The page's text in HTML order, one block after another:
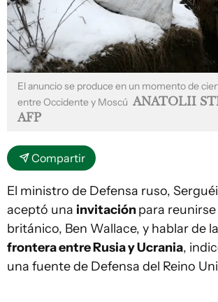
El anuncio se produce en un momento de
entre Occidente y Moscú ANATOLII
AFP
Compartir
El ministro de Defensa ruso,
aceptó una invitaciónpara
británico, Ben Wallace, y hablar de la
frontera entre Rusia y Ucrania,
una fuente de Defensa del Reino